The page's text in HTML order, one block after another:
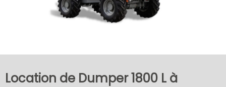
Location de Dumper 1800 L à